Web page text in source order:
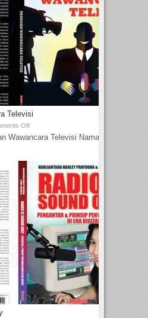
Televisi
Off
Wawancara Televisi Nama